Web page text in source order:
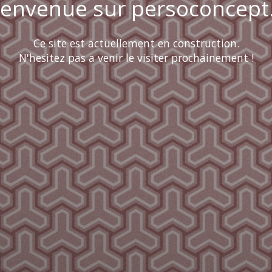
sur
Ce site est actuellement en construction.
N'hesitez pas a venir le visiter prochainement !